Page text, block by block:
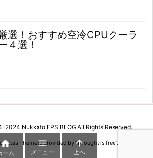
選！おすすめ空冷CPUクーラ
４選！
Nukkato FPS BLOG All Rights Reserved.
Theme is provided by "Thought is free".

ーム

メニュー

上へ